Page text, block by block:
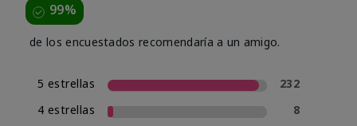
99%
de los encuestados recomendaría a un amigo.
5 estrellas
232
4 estrellas
8